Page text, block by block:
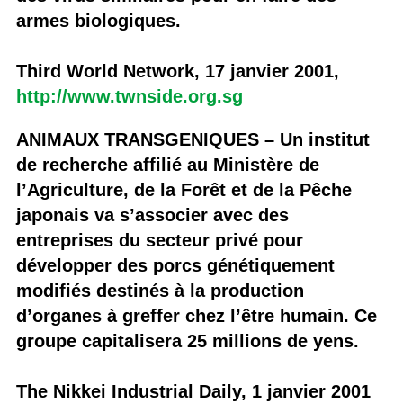
armes biologiques.
Third World Network, 17 janvier 2001,
http://www.twnside.org.sg
ANIMAUX TRANSGENIQUES – Un institut
de recherche affilié au Ministère de
l’Agriculture, de la Forêt et de la Pêche
japonais va s’associer avec des
entreprises du secteur privé pour
développer des porcs génétiquement
modifiés destinés à la production
d’organes à greffer chez l’être humain. Ce
groupe capitalisera 25 millions de yens.
The Nikkei Industrial Daily, 1 janvier 2001